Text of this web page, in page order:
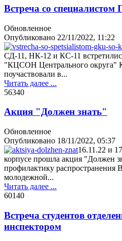
Встреча со
Обновленное
Опубликовано 22/11/2022, 11:22
СД-11, НК-12 и КС-11
"КЦСОН Центрального округа"
поучаствовали в...
Читать далее ...
56340
Акция "Должен знать"
Обновленное
Опубликовано 18/11/2022, 05:37
16.11.22 и
корпусе прошла акция "Должен
профилактику
молодежной...
Читать далее ...
60140
Встреча студентов
инспектором